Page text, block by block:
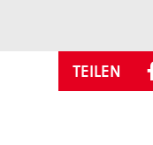
TEILEN